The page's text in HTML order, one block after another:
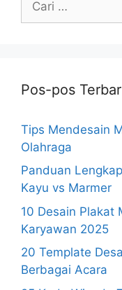
untuk:
Pos-pos
Tips Mendesain
Olahraga
Panduan
Kayu vs Marmer
10 Desain Plakat
Karyawan 2025
20 Template
Berbagai Acara